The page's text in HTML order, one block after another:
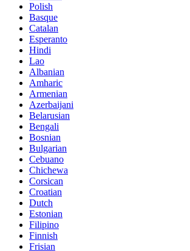
Polish
Basque
Catalan
Esperanto
Hindi
Lao
Albanian
Amharic
Armenian
Azerbaijani
Belarusian
Bengali
Bosnian
Bulgarian
Cebuano
Chichewa
Corsican
Croatian
Dutch
Estonian
Filipino
Finnish
Frisian